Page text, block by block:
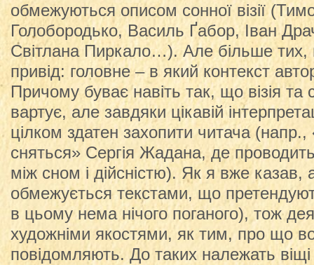
обмежуються описом сонної візії
Голобородько, Василь Ґабор, Іван
Світлана Пиркало…). Але більше
привід: головне – в який контекст
Причому буває навіть так, що візія
вартує, але завдяки цікавій
цілком здатен захопити читача
сняться» Сергія Жадана, де
між сном і дійсністю). Як я вже казав,
обмежується текстами, що
в цьому нема нічого поганого), тож
художніми якостями, як тим, про що
повідомляють. До таких належать